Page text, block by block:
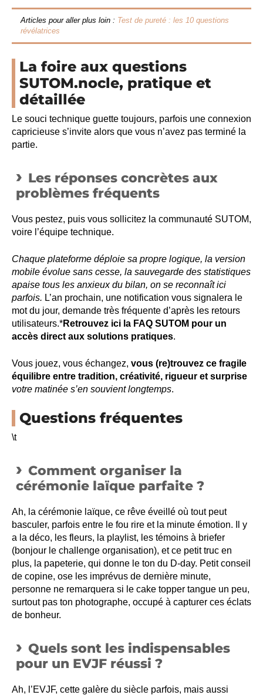
Articles pour aller plus loin : Test de pureté : les 10 questions
révélatrices
La foire aux questions
SUTOM.nocle, pratique et
détaillée
Le souci technique guette toujours, parfois une connexion
capricieuse s’invite alors que vous n’avez pas terminé la
partie.
Les réponses concrètes aux
problèmes fréquents
Vous pestez, puis vous sollicitez la communauté SUTOM,
voire l’équipe technique.
Chaque plateforme déploie sa propre logique, la version
mobile évolue sans cesse, la sauvegarde des statistiques
apaise tous les anxieux du bilan, on se reconnaît ici
parfois. L’an prochain, une notification vous signalera le
mot du jour, demande très fréquente d’après les retours
utilisateurs.*Retrouvez ici la FAQ SUTOM pour un
accès direct aux solutions pratiques.
Vous jouez, vous échangez, vous (re)trouvez ce fragile
équilibre entre tradition, créativité, rigueur et surprise
votre matinée s’en souvient longtemps.
Questions fréquentes
\t
Comment organiser la
cérémonie laïque parfaite ?
Ah, la cérémonie laïque, ce rêve éveillé où tout peut
basculer, parfois entre le fou rire et la minute émotion. Il y
a la déco, les fleurs, la playlist, les témoins à briefer
(bonjour le challenge organisation), et ce petit truc en
plus, la papeterie, qui donne le ton du D-day. Petit conseil
de copine, ose les imprévus de dernière minute,
personne ne remarquera si le cake topper tangue un peu,
surtout pas ton photographe, occupé à capturer ces éclats
de bonheur.
Quels sont les indispensables
pour un EVJF réussi ?
Ah, l’EVJF, cette galère du siècle parfois, mais aussi